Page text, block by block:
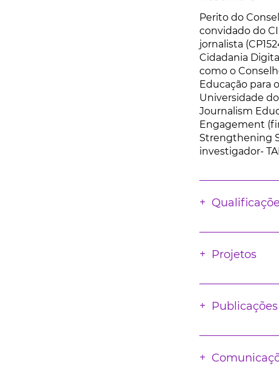
Perito do
convidado do
jornalista
Cidadania
como o
Educação para
Universidade
Journalism
Engagement
Strengthening
investigador-
Projetos